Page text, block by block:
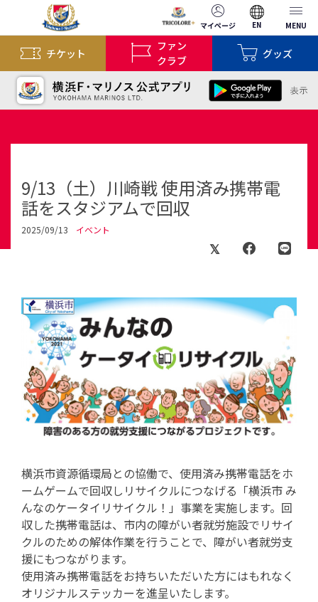
マイページ EN MENU
チケット
ファン
クラブ
グッズ
9/13（土）川崎戦 使用済み携帯電
話をスタジアムで回収
2025/09/13 イベント
横浜市資源循環局との協働で、使用済み携帯電話をホ
ームゲームで回収しリサイクルにつなげる「横浜市 み
んなのケータイリサイクル！」事業を実施します。回
収した携帯電話は、市内の障がい者就労施設でリサイ
クルのための解体作業を行うことで、障がい者就労支
援にもつながります。
使用済み携帯電話をお持ちいただいた方にはもれなく
オリジナルステッカーを進呈いたします。